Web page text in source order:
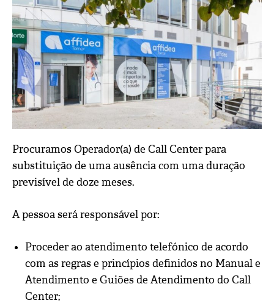
Procuramos Operador(a) de Call Center para
substituição de uma ausência com uma duração
previsível de doze meses.
A pessoa será responsável por:
Proceder ao atendimento telefónico de acordo
com as regras e princípios definidos no Manual e
Atendimento e Guiões de Atendimento do Call
Center;